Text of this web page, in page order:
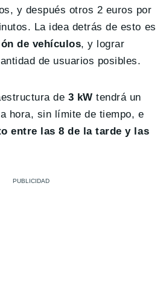
y después otros 2 euros por
La idea detrás de esto es
de vehículos, y lograr
de usuarios posibles.
de 3 kW tendrá un
hora, sin límite de tiempo, e
entre las 8 de la tarde y las